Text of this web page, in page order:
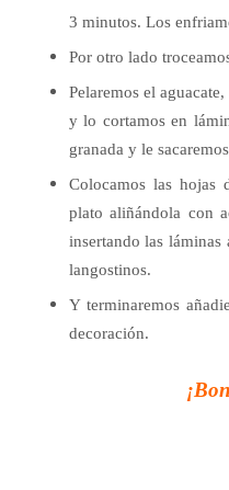
3 minutos. Los
Por otro lado
Pelaremos el
y lo cortamos en
granada y le
Colocamos las hojas
plato aliñándola con
insertando las láminas
langostinos.
Y terminaremos
decoración.